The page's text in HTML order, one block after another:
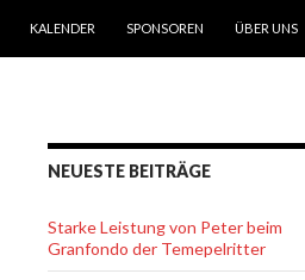
KALENDER SPONSOREN ÜBER UNS
NEUESTE BEITRÄGE
Starke Leistung von Peter beim
Granfondo der Temepelritter